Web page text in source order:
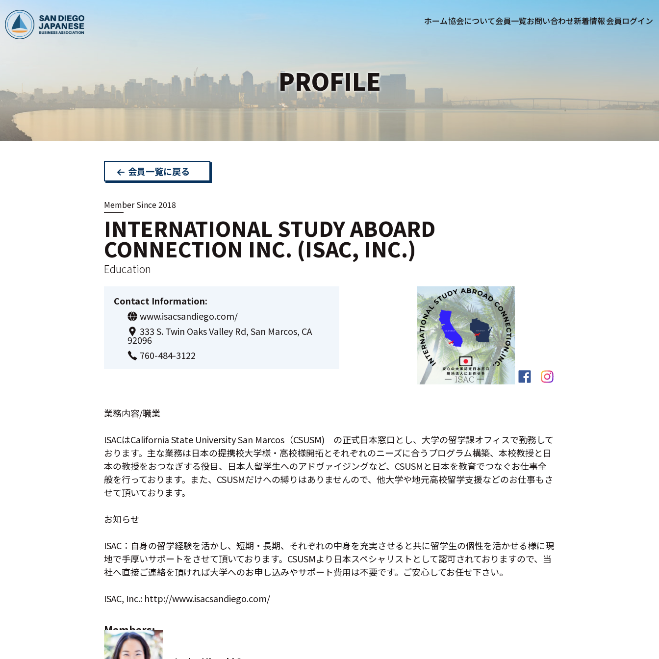
協会について会員一覧お問い合わせ新着情報
PROFILE
会員一覧に戻る
Member Since 2018
INTERNATIONAL STUDY ABOARD
CONNECTION INC. (ISAC, INC.)
Education
Contact Information:
www.isacsandiego.com/
333 S. Twin Oaks Valley Rd, San Marcos, CA
92096
760-484-3122
業務内容/職業
ISACはCalifornia State University San Marcos（CSUSM) の正式日本窓口とし、大学の留学課オフィスで勤務して
おります。主な業務は日本の提携校大学様・高校様開拓とそれぞれのニーズに合うプログラム構築、本校教授と日
本の教授をおつなぎする役目、日本人留学生へのアドヴァイジングなど、CSUSMと日本を教育でつなぐお仕事全
般を行っております。また、CSUSMだけへの縛りはありませんので、他大学や地元高校留学支援などのお仕事もさ
せて頂いております。
お知らせ
ISAC：自身の留学経験を活かし、短期・長期、それぞれの中身を充実させると共に留学生の個性を活かせる様に現
地で手厚いサポートをさせて頂いております。CSUSMより日本スペシャリストとして認可されておりますので、当
社へ直接ご連絡を頂ければ大学へのお申し込みやサポート費用は不要です。ご安心してお任せ下さい。
ISAC, Inc.: http://www.isacsandiego.com/
Members: